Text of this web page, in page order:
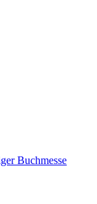
Buchmesse